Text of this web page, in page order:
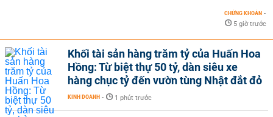
CHỨNG KHOÁN -
5 giờ trước
Khối tài sản hàng trăm tỷ của Huấn Hoa
Hồng: Từ biệt thự 50 tỷ, dàn siêu xe
hàng chục tỷ đến vườn tùng Nhật đắt đỏ
KINH DOANH - 1 phút trước